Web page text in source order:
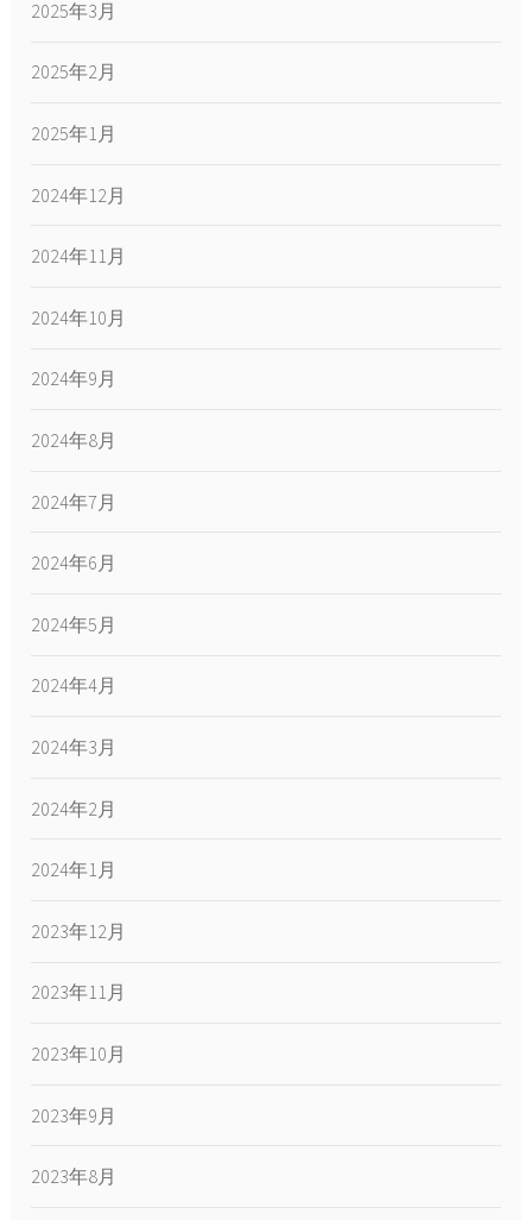
2025年3月
2025年2月
2025年1月
2024年12月
2024年11月
2024年10月
2024年9月
2024年8月
2024年7月
2024年6月
2024年5月
2024年4月
2024年3月
2024年2月
2024年1月
2023年12月
2023年11月
2023年10月
2023年9月
2023年8月